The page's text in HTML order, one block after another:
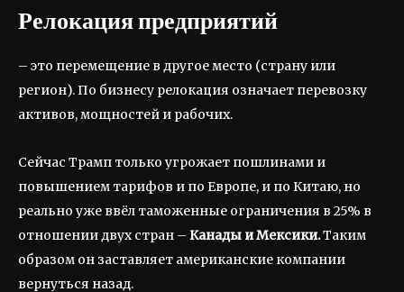
Релокация предприятий
– это перемещение в другое место (страну или
регион). По бизнесу релокация означает перевозку
активов, мощностей и рабочих.
Сейчас Трамп только угрожает пошлинами и
повышением тарифов и по Европе, и по Китаю, но
реально уже ввёл таможенные ограничения в 25% в
отношении двух стран – Канады и Мексики.Таким
образом он заставляет американские компании
вернуться назад.